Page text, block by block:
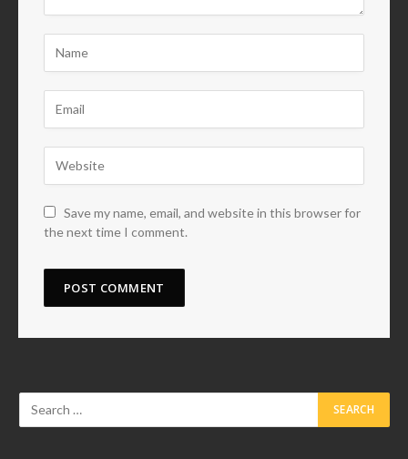
Save my name, email, and website in this browser for
the next time I comment.